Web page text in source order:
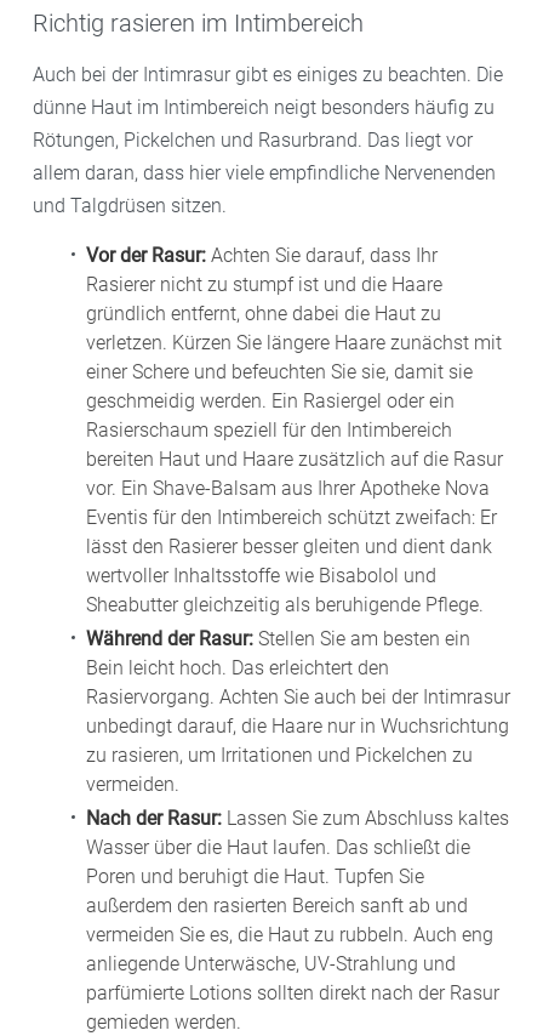
Richtig rasieren im Intimbereich
Auch bei der Intimrasur gibt es einiges zu beachten. Die
dünne Haut im Intimbereich neigt besonders häufig zu
Rötungen, Pickelchen und Rasurbrand. Das liegt vor
allem daran, dass hier viele empfindliche Nervenenden
und Talgdrüsen sitzen.
Vor der Rasur: Achten Sie darauf, dass Ihr
Rasierer nicht zu stumpf ist und die Haare
gründlich entfernt, ohne dabei die Haut zu
verletzen. Kürzen Sie längere Haare zunächst mit
einer Schere und befeuchten Sie sie, damit sie
geschmeidig werden. Ein Rasiergel oder ein
Rasierschaum speziell für den Intimbereich
bereiten Haut und Haare zusätzlich auf die Rasur
vor. Ein Shave-Balsam aus Ihrer Apotheke Nova
Eventis für den Intimbereich schützt zweifach: Er
lässt den Rasierer besser gleiten und dient dank
wertvoller Inhaltsstoffe wie Bisabolol und
Sheabutter gleichzeitig als beruhigende Pflege.
Während der Rasur: Stellen Sie am besten ein
Bein leicht hoch. Das erleichtert den
Rasiervorgang. Achten Sie auch bei der Intimrasur
unbedingt darauf, die Haare nur in Wuchsrichtung
zu rasieren, um Irritationen und Pickelchen zu
vermeiden.
Nach der Rasur: Lassen Sie zum Abschluss kaltes
Wasser über die Haut laufen. Das schließt die
Poren und beruhigt die Haut. Tupfen Sie
außerdem den rasierten Bereich sanft ab und
vermeiden Sie es, die Haut zu rubbeln. Auch eng
anliegende Unterwäsche, UV-Strahlung und
parfümierte Lotions sollten direkt nach der Rasur
gemieden werden.